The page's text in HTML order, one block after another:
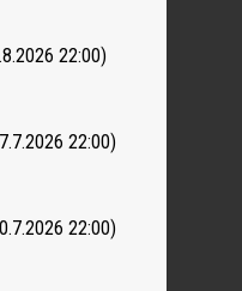
22:00)
22:00)
22:00)